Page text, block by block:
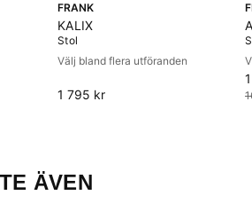
FRANK
KALIX
Stol
Välj bland flera utföranden
1 795 kr
ÄVEN